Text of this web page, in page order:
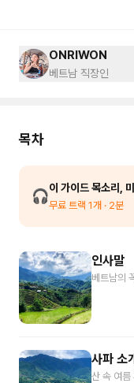
ONRIWON
베트남 직장인
목차
🎧이 가이드 목소리,
무료 트랙 1개 · 2분
인사말
베트남의
사파 소
산 속 여름